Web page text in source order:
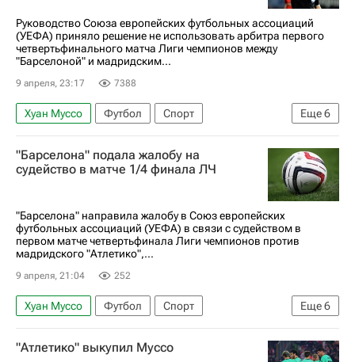
Руководство Союза европейских футбольных ассоциаций
(УЕФА) приняло решение не использовать арбитра первого
четвертьфинального матча Лиги чемпионов между
"Барселоной" и мадридским...
9 апреля, 23:17 7388
Еще6
Хуан Муссо Футбол
Спорт
Союз европейских футбольных ассоциаций (УЕФА)
Международная федерация футбола (ФИФА)
Барселона
Лига чемпионов УЕФА 2026-2027
"Барселона" подала жалобу на
судейство в матче 1/4 финала ЛЧ
"Барселона" направила жалобу в Союз европейских
футбольных ассоциаций (УЕФА) в связи с судейством в
первом матче четвертьфинала Лиги чемпионов против
мадридского "Атлетико",...
9 апреля, 21:04 252
Еще6
Хуан Муссо Футбол
Спорт
Союз европейских футбольных ассоциаций (УЕФА)
Анонсы и трансляции матчей
"Атлетико" выкупил Муссо